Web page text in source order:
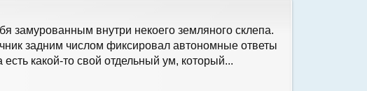
замурованным внутри некоего земляного склепа.
задним числом фиксировал автономные ответы
какой-то свой отдельный ум, который...